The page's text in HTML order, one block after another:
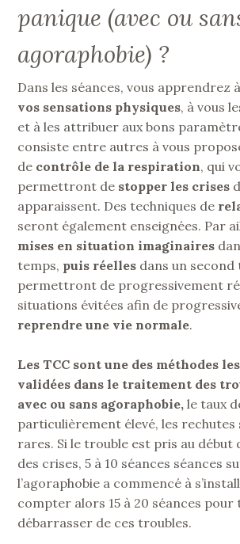
panique (avec ou
agoraphobie) ?
Dans les séances, vous apprendrez à
vos sensations physiques, à vous
et à les attribuer aux bons
consiste entre autres à vous
de contrôle de la respiration, qui
permettront de stopper les crises
apparaissent. Des techniques de
seront également enseignées. Par
mises en situation imaginaires
temps, puis réelles dans un second
permettront de progressivement
situations évitées afin de
reprendre une vie normale.
Les TCC sont une des méthodes
validées dans le traitement des
avec ou sans agoraphobie, le taux
particulièrement élevé, les rechutes
rares. Si le trouble est pris au début
des crises, 5 à 10 séances séances
l’agoraphobie a commencé à
compter alors 15 à 20 séances
débarrasser de ces troubles.